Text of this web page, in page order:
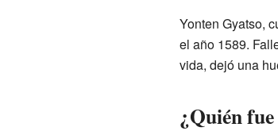
Yonten Gyatso,
el año 1589.
vida, dejó una
¿Quién